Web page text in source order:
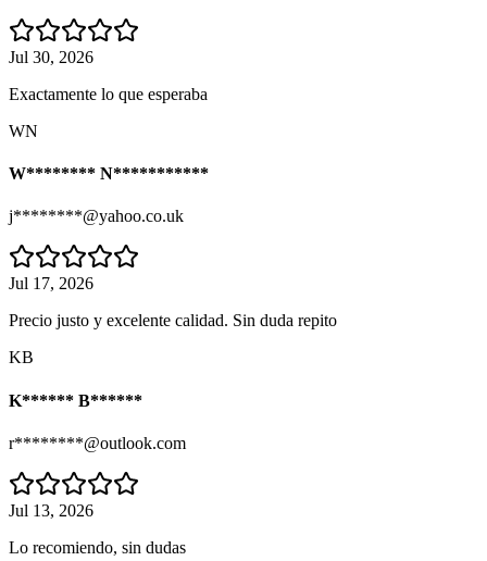
Jul 30, 2026
Exactamente lo que esperaba
WN
W******** N***********
j********@yahoo.co.uk
Jul 17, 2026
Precio justo y excelente calidad. Sin duda repito
KB
K****** B******
r********@outlook.com
Jul 13, 2026
Lo recomiendo, sin dudas